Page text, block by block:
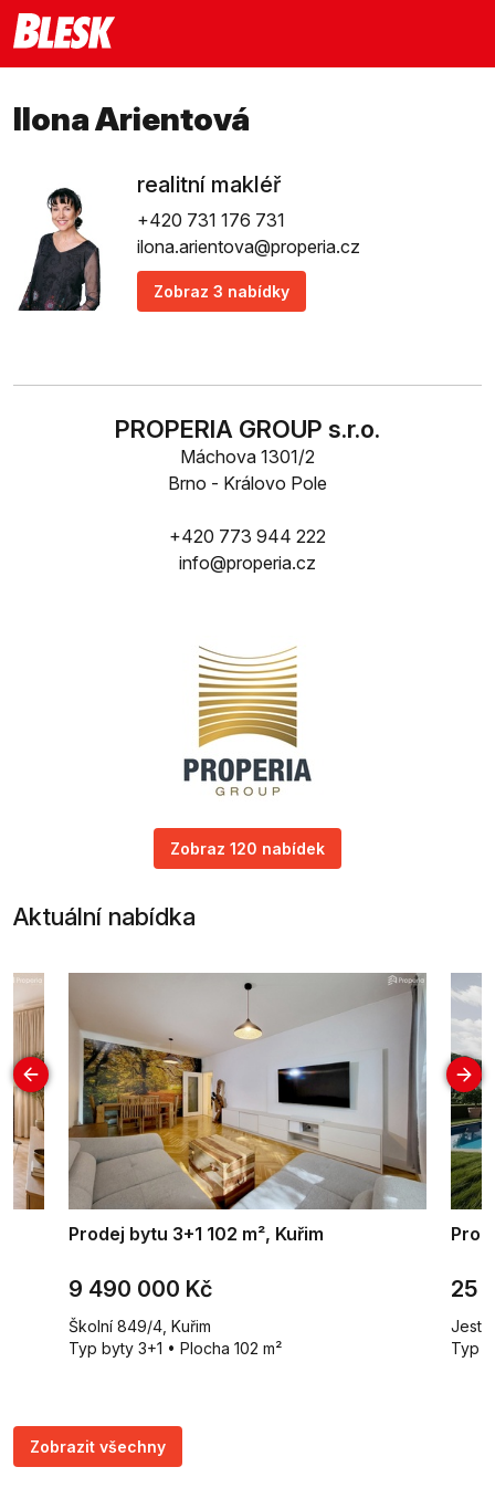
Ilona Arientová
realitní makléř
+420 731 176 731
ilona.arientova@properia.cz
Zobraz 3 nabídky
PROPERIA GROUP s.r.o.
Máchova 1301/2
Brno - Královo Pole
+420 773 944 222
info@properia.cz
Zobraz 120 nabídek
Aktuální nabídka
Prodej bytu 3+1 102 m², Kuřim
9 490 000 Kč
Školní 849/4, Kuřim
Typ byty 3+1 • Plocha 102 m²
25
Typ
Zobrazit všechny